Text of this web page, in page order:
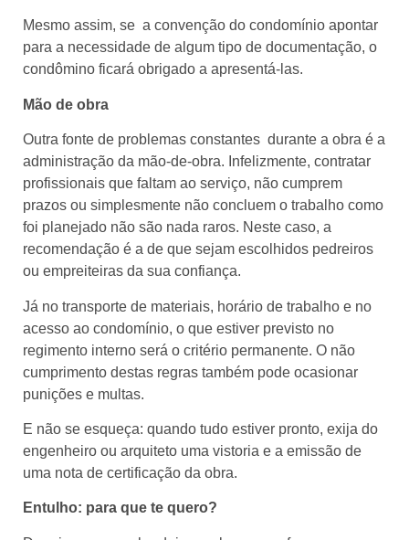
Mesmo assim, se a convenção do condomínio apontar
para a necessidade de algum tipo de documentação, o
condômino ficará obrigado a apresentá-las.
Mão de obra
Outra fonte de problemas constantes durante a obra é a
administração da mão-de-obra. Infelizmente, contratar
profissionais que faltam ao serviço, não cumprem
prazos ou simplesmente não concluem o trabalho como
foi planejado não são nada raros. Neste caso, a
recomendação é a de que sejam escolhidos pedreiros
ou empreiteiras da sua confiança.
Já no transporte de materiais, horário de trabalho e no
acesso ao condomínio, o que estiver previsto no
regimento interno será o critério permanente. O não
cumprimento destas regras também pode ocasionar
punições e multas.
E não se esqueça: quando tudo estiver pronto, exija do
engenheiro ou arquiteto uma vistoria e a emissão de
uma nota de certificação da obra.
Entulho: para que te quero?